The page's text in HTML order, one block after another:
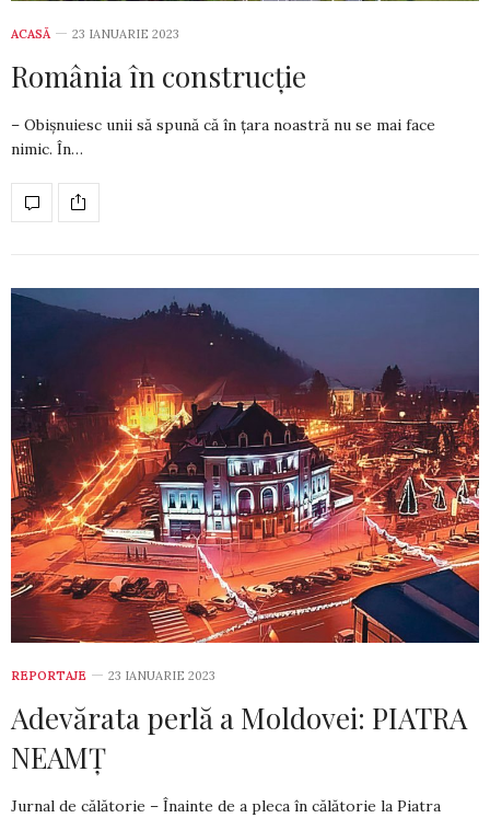
ACASĂ 23 IANUARIE 2023
România în construcție
– Obișnuiesc unii să spună că în țara noastră nu se mai face
nimic. În…
REPORTAJE 23 IANUARIE 2023
Adevărata perlă a Moldovei: PIATRA
NEAMȚ
Jurnal de călătorie – Înainte de a pleca în călătorie la Piatra